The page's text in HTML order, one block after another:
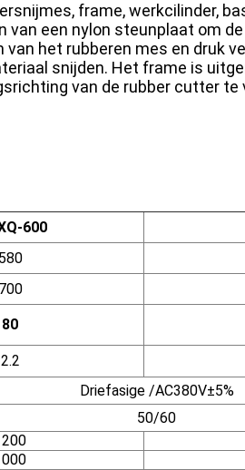
frame, werkcilinder,
een nylon steunplaat om
het rubberen mes en druk
snijden. Het frame is
van de rubber cutter
600
580
700
80
2.2
Driefasige /AC380V±5%
50/60